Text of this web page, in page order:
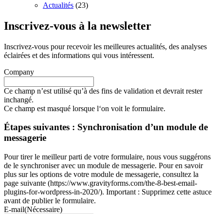
Actualités (23)
Inscrivez-vous à la newsletter
Inscrivez-vous pour recevoir les meilleures actualités, des analyses
éclairées et des informations qui vous intéressent.
Company
Ce champ n’est utilisé qu’à des fins de validation et devrait rester
inchangé.
Ce champ est masqué lorsque l‘on voit le formulaire.
Étapes suivantes : Synchronisation d’un module de
messagerie
Pour tirer le meilleur parti de votre formulaire, nous vous suggérons
de le synchroniser avec un module de messagerie. Pour en savoir
plus sur les options de votre module de messagerie, consultez la
page suivante (https://www.gravityforms.com/the-8-best-email-
plugins-for-wordpress-in-2020/). Important : Supprimez cette astuce
avant de publier le formulaire.
E-mail(Nécessaire)